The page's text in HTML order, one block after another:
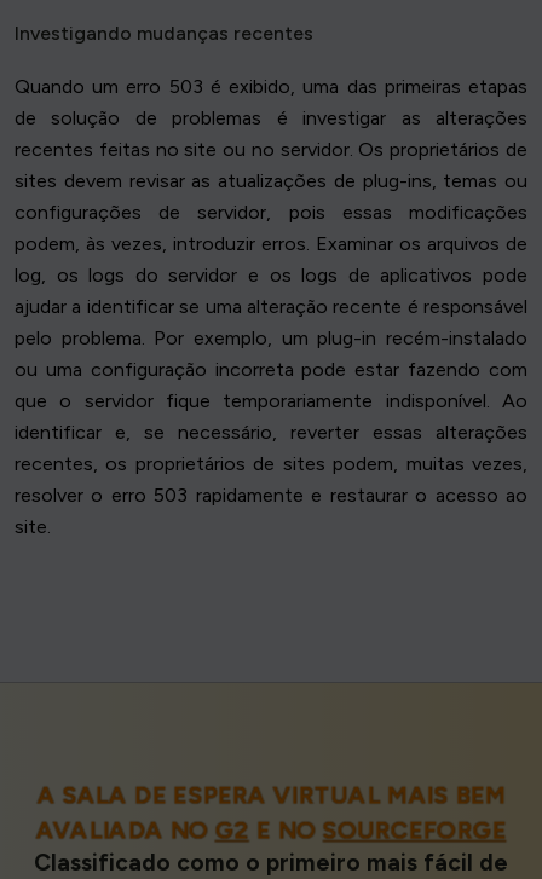
Investigando mudanças recentes
Quando um erro 503 é exibido, uma das primeiras etapas
de solução de problemas é investigar as alterações
recentes feitas no site ou no servidor. Os proprietários de
sites devem revisar as atualizações de plug-ins, temas ou
configurações de servidor, pois essas modificações
podem, às vezes, introduzir erros. Examinar os arquivos de
log, os logs do servidor e os logs de aplicativos pode
ajudar a identificar se uma alteração recente é responsável
pelo problema. Por exemplo, um plug-in recém-instalado
ou uma configuração incorreta pode estar fazendo com
que o servidor fique temporariamente indisponível. Ao
identificar e, se necessário, reverter essas alterações
recentes, os proprietários de sites podem, muitas vezes,
resolver o erro 503 rapidamente e restaurar o acesso ao
site.
A SALA DE ESPERA VIRTUAL MAIS BEM
AVALIADA NOG2 E NO SOURCEFORGE
Classificado como o primeiro mais fácil de